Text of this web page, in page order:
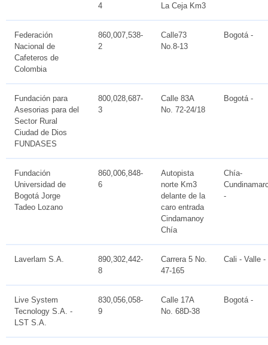
4
La Ceja Km3
Federación
Nacional de
Cafeteros de
Colombia
860,007,538-
2
Calle73
No.8-13
Bogotá -
Fundación para
Asesorias para del
Sector Rural
Ciudad de Dios
FUNDASES
800,028,687-
3
Calle 83A
No. 72-24/18
Bogotá -
Fundación
Universidad de
Bogotá Jorge
Tadeo Lozano
860,006,848-
6
Autopista
norte Km3
delante de la
caro entrada
Cindamanoy
Chía
Chía-
-
Laverlam S.A.
890,302,442-
8
Carrera 5 No.
47-165
Cali - Valle -
Live System
Tecnology S.A. -
LST S.A.
830,056,058-
9
Calle 17A
No. 68D-38
Bogotá -